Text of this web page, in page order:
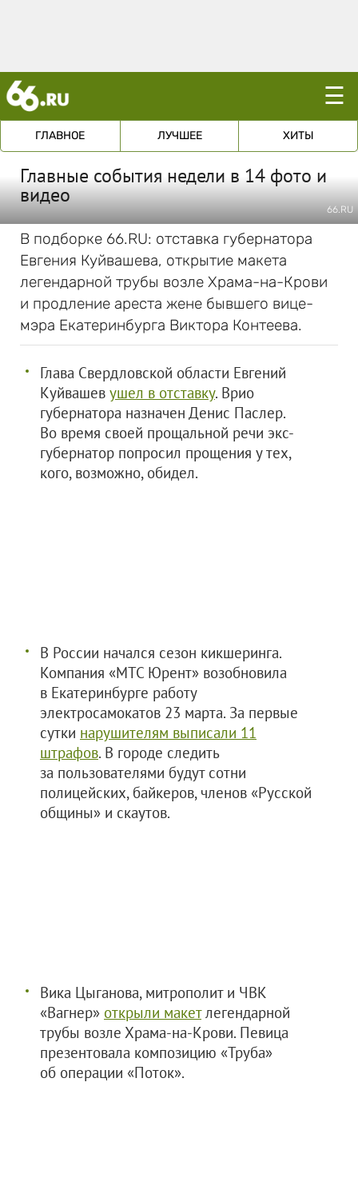
☰
ГЛАВНОЕ ЛУЧШЕЕ ХИТЫ
Главные события недели в 14 фото и
видео
66.RU
В подборке 66.RU: отставка губернатора
Евгения Куйвашева, открытие макета
легендарной трубы возле Храма-на-Крови
и продление ареста жене бывшего вице-
мэра Екатеринбурга Виктора Контеева.
Глава Свердловской области Евгений
Куйвашев ушел в отставку. Врио
губернатора назначен Денис Паслер.
Во время своей прощальной речи экс-
губернатор попросил прощения у тех,
кого, возможно, обидел.
В России начался сезон кикшеринга.
Компания «МТС Юрент» возобновила
в Екатеринбурге работу
электросамокатов 23 марта. За первые
сутки нарушителям выписали 11
штрафов. В городе следить
за пользователями будут сотни
полицейских, байкеров, членов «Русской
общины» и скаутов.
Вика Цыганова, митрополит и ЧВК
«Вагнер» открыли макетлегендарной
трубы возле Храма-на-Крови. Певица
презентовала композицию «Труба»
об операции «Поток».